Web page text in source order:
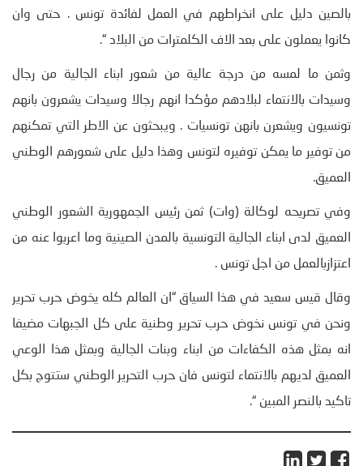
بالصين دليل على انخراطهم في العمل لفائدة تونس . حتى وان
كانوا يعملون على بعد الاف الكلمترات من البلاد “.
وثمن ما لمسه من درجة عالية من شعور ابناء الجالية من رجال
وسيدات بالانتماء لبلادهم مؤكدا انهم رجالا وسيدات يشعرون بانهم
تونسيون ويشعرن بانهن تونسيات . ويبحثون عن الاطر التي تمكنهم
من توفير ما يمكن توفيره لتونس وهذا دليل على شعورهم الوطني
العميق.
وفي تصريحه لوكالة (وات) ثمن رئيس الجمهورية الشعور الوطني
العميق لدى ابناء الجالية التونسية بالمدن الصينية وما اعربوا عنه من
اعتزازبالعمل من اجل تونس .
وقال قيس سعيد في هذا السياق “ان العالم كله يخوض حرب تحرير
ونحن في تونس نخوض حرب تحرير وطنية على كل الجبهات مضيفا
انه بمثل هذه الكفاءات من ابناء وبنات الجالية وبمثل هذا الوعي
العميق لديهم بالانتماء لتونس فان حرب التحرير الوطني ستتوج بكل
تاكيد بالنصر المبين “.